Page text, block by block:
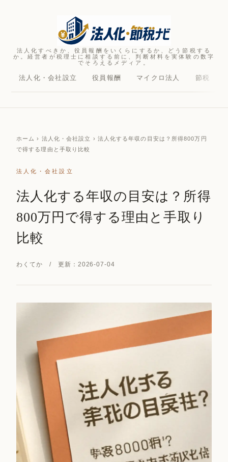
法人化すべきか、役員報酬をいくらにするか、どう節税する
か。経営者が税理士に相談する前に、判断材料を実体験の数字
でそろえるメディア。
法人化・会社設立 役員報酬 マイクロ法人 節税
ホーム › 法人化・会社設立 › 法人化する年収の目安は？所得800万円
で得する理由と手取り比較
法人化・会社設立
法人化する年収の目安は？所得
800万円で得する理由と手取り
比較
わくてか / 更新：2026-07-04